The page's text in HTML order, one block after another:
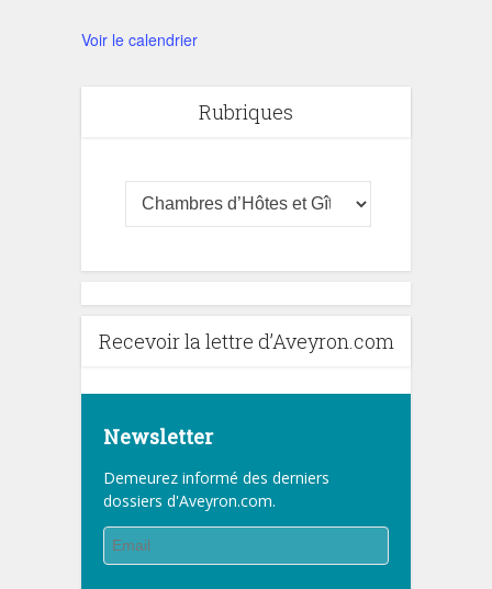
Voir le calendrier
Rubriques
Recevoir la lettre d’Aveyron.com
Newsletter
Demeurez informé des derniers
dossiers d'Aveyron.com.